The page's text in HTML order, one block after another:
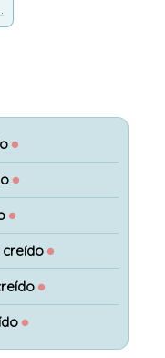
●
●
●
creído ●
●
●